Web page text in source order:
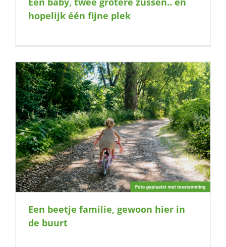
naar:
hopelijk één fijne plek
Een beetje familie, gewoon hier in
de buurt